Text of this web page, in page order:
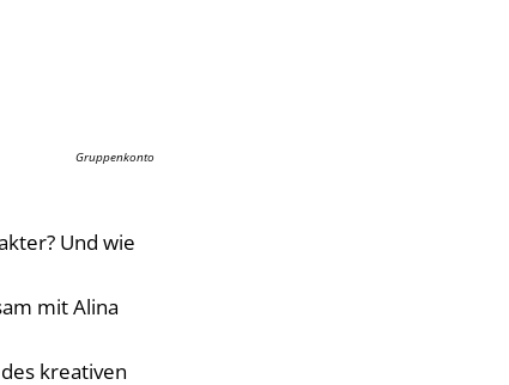
Gruppenkonto
Und wie
mit Alina
kreativen